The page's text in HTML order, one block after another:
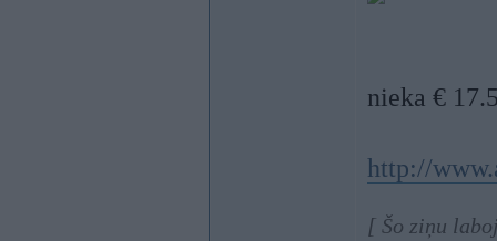
nieka €
http://
[ Šo ziņu